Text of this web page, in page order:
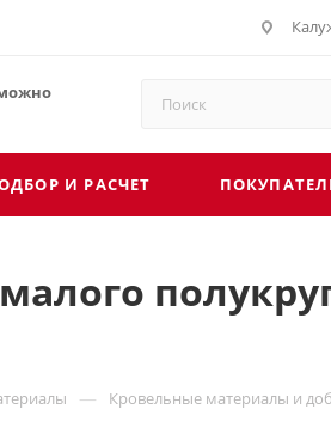
И РАСЧЕТ
— Кровельные материалы и